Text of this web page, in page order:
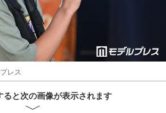
レス
ると次の画像が表示されます